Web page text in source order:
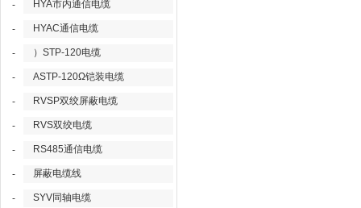
- HYA市内通信电缆
- HYAC通信电缆
- ）STP-120电缆
- ASTP-120Ω铠装电缆
- RVSP双绞屏蔽电缆
- RVS双绞电缆
- RS485通信电缆
- 屏蔽电缆线
- SYV同轴电缆